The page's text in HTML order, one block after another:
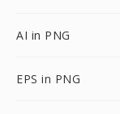
AI in PNG
EPS in PNG